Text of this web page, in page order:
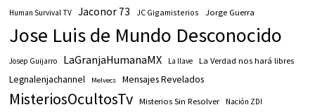
Human Survival TV Jaconor 73 JC Gigamisterios Jorge Guerra
Jose Luis de Mundo Desconocido
Josep Guijarro LaGranjaHumanaMX La llave La Verdad nos hará libres
Legnalenjachannel Melvecs Mensajes Revelados
MisteriosOcultosTv Misterios Sin Resolver Nación ZDI